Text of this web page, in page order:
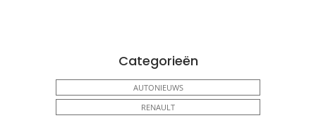
Categorieën
AUTONIEUWS
RENAULT